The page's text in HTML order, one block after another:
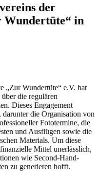
der
Wundertüte“ in
„Zur Wundertüte“ e.V. hat
die regulären
Dieses Engagement
die Organisation von
Fototermine, die
und Ausflügen sowie die
Materials. Um diese
Mittel unerlässlich,
wie Second-Hand-
zu generieren hofft.